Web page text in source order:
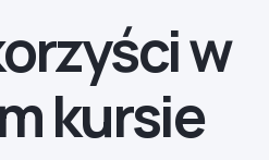
w
kursie